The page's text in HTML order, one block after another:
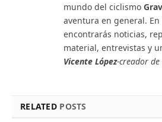
mundo del ciclismo
aventura en general.
encontrarás noticias,
material, entrevistas y
Vicente López-creador
RELATED POSTS